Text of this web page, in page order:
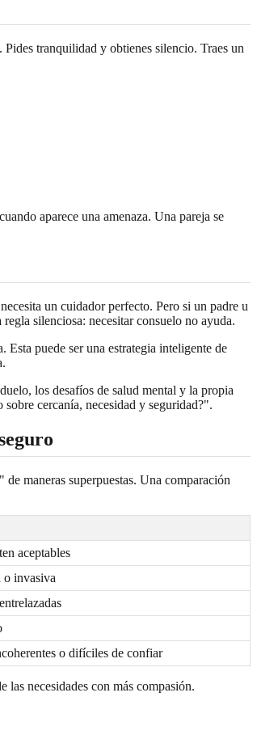
tranquilidad y obtienes silencio. Traes un
aparece una amenaza. Una pareja se
un cuidador perfecto. Pero si un padre u
silenciosa: necesitar consuelo no ayuda.
puede ser una estrategia inteligente de
los desafíos de salud mental y la propia
cercanía, necesidad y seguridad?".
maneras superpuestas. Una comparación
aceptables
o invasiva
o difíciles de confiar
las necesidades con más compasión.